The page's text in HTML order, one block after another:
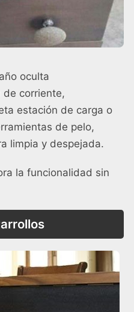
oculta
de corriente,
estación de carga o
de pelo,
limpia y despejada.
la funcionalidad sin